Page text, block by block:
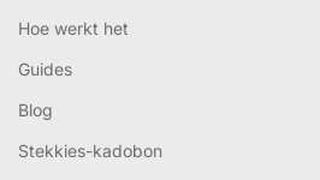
Hoe werkt het
Guides
Blog
Stekkies-kadobon